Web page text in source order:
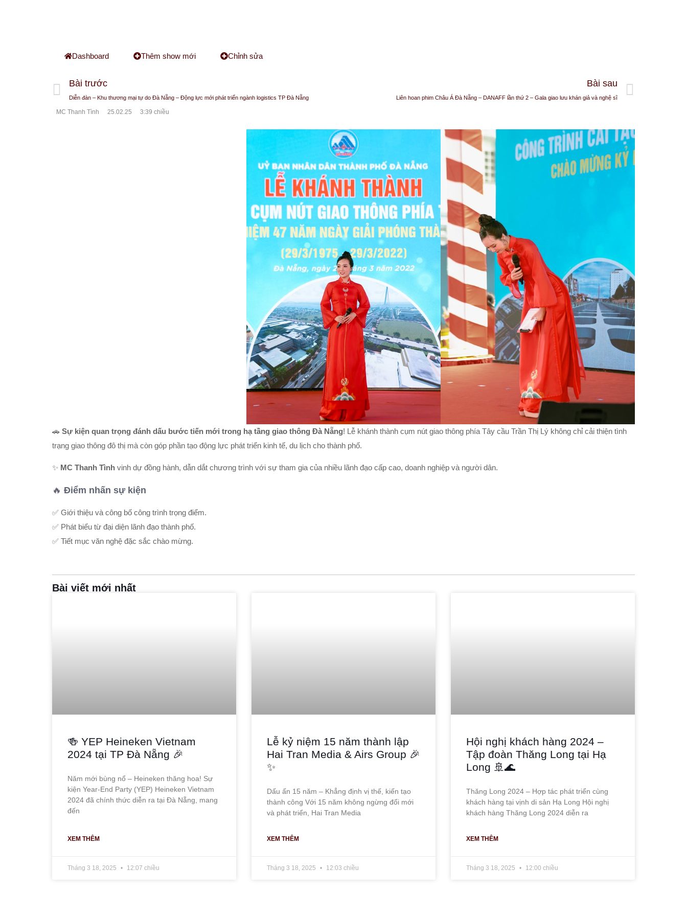
Dashboard Thêm show mới Chỉnh sửa
Bài trước
Diễn đàn – Khu thương mại tự do Đà Nẵng – Động lực mới phát triển ngành logistics TP Đà Nẵng
Bài sau
Liên hoan phim Châu Á Đà Nẵng – DANAFF lần thứ 2 – Gala giao lưu khán giả và nghệ sĩ
MC Thanh Tình 25.02.25 3:39 chiều
🚗 Sự kiện quan trọng đánh dấu bước tiến mới trong hạ tầng giao thông Đà Nẵng! Lễ khánh thành cụm nút giao thông phía Tây cầu Trần Thị Lý không chỉ cải thiện tình
trạng giao thông đô thị mà còn góp phần tạo động lực phát triển kinh tế, du lịch cho thành phố.
✨ MC Thanh Tình vinh dự đồng hành, dẫn dắt chương trình với sự tham gia của nhiều lãnh đạo cấp cao, doanh nghiệp và người dân.
🔥 Điểm nhấn sự kiện
✅ Giới thiệu và công bố công trình trọng điểm.
✅ Phát biểu từ đại diện lãnh đạo thành phố.
✅ Tiết mục văn nghệ đặc sắc chào mừng.
Bài viết mới nhất
🍻 YEP Heineken Vietnam
2024 tại TP Đà Nẵng 🎉
Năm mới bùng nổ – Heineken thăng hoa! Sự
kiện Year-End Party (YEP) Heineken Vietnam
2024 đã chính thức diễn ra tại Đà Nẵng, mang
đến
XEM THÊM
Tháng 3 18, 2025 12:07 chiều
Lễ kỷ niệm 15 năm thành lập
Hai Tran Media & Airs Group 🎉
✨
Dấu ấn 15 năm – Khẳng định vị thế, kiến tạo
thành công Với 15 năm không ngừng đổi mới
và phát triển, Hai Tran Media
XEM THÊM
Tháng 3 18, 2025 12:03 chiều
Hội nghị khách hàng 2024 –
Tập đoàn Thăng Long tại Hạ
Long 🚢🌊
Thăng Long 2024 – Hợp tác phát triển cùng
khách hàng tại vịnh di sản Hạ Long Hội nghị
khách hàng Thăng Long 2024 diễn ra
XEM THÊM
Tháng 3 18, 2025 12:00 chiều